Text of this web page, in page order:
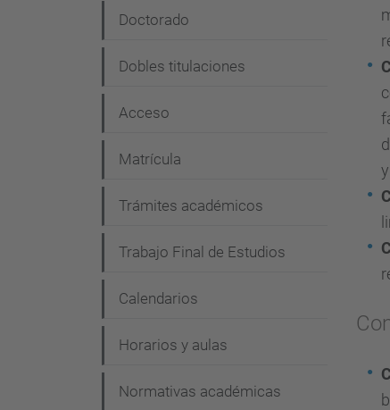
Doctorado
Dobles titulaciones
Acceso
Matrícula
Trámites académicos
Trabajo Final de Estudios
Calendarios
Horarios y aulas
Normativas académicas